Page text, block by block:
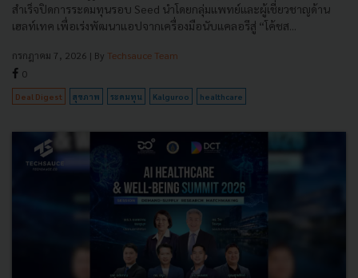
สำเร็จปิดการระดมทุนรอบ Seed นำโดยกลุ่มแพทย์และผู้เชี่ยวชาญด้าน
เฮลท์เทค เพื่อเร่งพัฒนาแอปจากเครื่องมือนับแคลอรีสู่ “โค้ชส...
กรกฎาคม 7, 2026 | By Techsauce Team
0
Deal Digest สุขภาพ ระดมทุน Kalguroo healthcare